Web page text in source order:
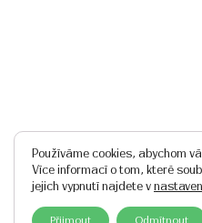
Používáme cookies, abychom
Více informací o tom, které
jejich vypnutí najdete v
Přijmout Odmítnout